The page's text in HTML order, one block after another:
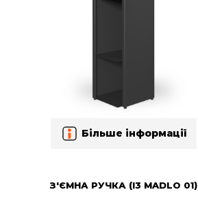
Більше інформації
З'ЄМНА РУЧКА (I3 MADLO 01)